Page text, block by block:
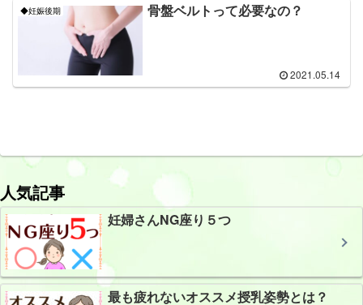
◆妊娠後期 骨盤ベルトって必要なの？
2021.05.14
人気記事
妊婦さんNG座り５つ
最も疲れないオススメ授乳姿勢とは？